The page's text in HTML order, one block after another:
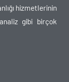
hizmetlerinin
gibi birçok